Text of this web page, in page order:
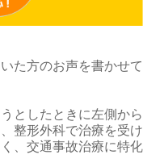
た方のお声を書かせて
としたときに左側から
整形外科で治療を受け
、交通事故治療に特化